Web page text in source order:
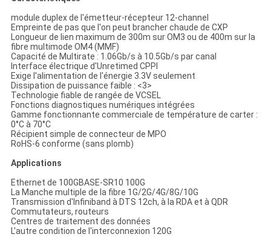
CONFIDENTIALITÉ
module duplex de l'émetteur-récepteur 12-channel
Empreinte de pas que l'on peut brancher chaude de CXP
Longueur de lien maximum de 300m sur OM3 ou de 400m sur la
fibre multimode OM4 (MMF)
Capacité de Multirate : 1.06Gb/s à 10.5Gb/s par canal
Interface électrique d'Unretimed CPPI
Exige l'alimentation de l'énergie 3.3V seulement
Dissipation de puissance faible : <3>
Technologie fiable de rangée de VCSEL
Fonctions diagnostiques numériques intégrées
Gamme fonctionnante commerciale de température de carter :
0°C à 70°C
Récipient simple de connecteur de MPO
RoHS-6 conforme (sans plomb)
Applications
Ethernet de 100GBASE-SR10 100G
La Manche multiple de la fibre 1G/2G/4G/8G/10G
Transmission d'Infiniband à DTS 12ch, à la RDA et à QDR
Commutateurs, routeurs
Centres de traitement des données
L'autre condition de l'interconnexion 120G